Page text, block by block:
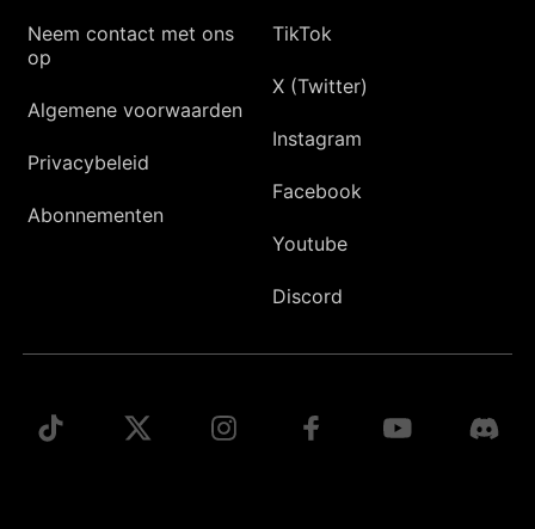
Neem contact met ons
op
Algemene voorwaarden
Privacybeleid
Abonnementen
TikTok
X (Twitter)
Instagram
Facebook
Youtube
Discord